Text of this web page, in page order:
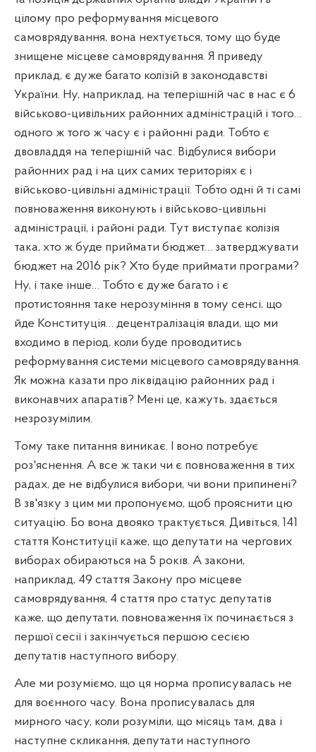
цілому про реформування місцевого
самоврядування, вона нехтується, тому що буде
знищене місцеве самоврядування. Я приведу
приклад, є дуже багато колізій в законодавстві
України. Ну, наприклад, на теперішній час в нас є 6
військово-цивільних районних адміністрацій і того…
одного ж того ж часу є і районні ради. Тобто є
двовладдя на теперішній час. Відбулися вибори
районних рад і на цих самих територіях є і
військово-цивільні адміністрації. Тобто одні й ті самі
повноваження виконують і військово-цивільні
адміністрації, і районі ради. Тут виступає колізія
така, хто ж буде приймати бюджет… затверджувати
бюджет на 2016 рік? Хто буде приймати програми?
Ну, і таке інше… Тобто є дуже багато і є
протистояння таке нерозуміння в тому сенсі, що
йде Конституція… децентралізація влади, що ми
входимо в період, коли буде проводитись
реформування системи місцевого самоврядування.
Як можна казати про ліквідацію районних рад і
виконавчих апаратів? Мені це, кажуть, здається
незрозумілим.
Тому таке питання виникає. І воно потребує
роз'яснення. А все ж таки чи є повноваження в тих
радах, де не відбулися вибори, чи вони припинені?
В зв'язку з цим ми пропонуємо, щоб прояснити цю
ситуацію. Бо вона двояко трактується. Дивіться, 141
стаття Конституції каже, що депутати на чергових
виборах обираються на 5 років. А закони,
наприклад, 49 стаття Закону про місцеве
самоврядування, 4 стаття про статус депутатів
каже, що депутати, повноваження їх починається з
першої сесії і закінчується першою сесією
депутатів наступного вибору.
Але ми розуміємо, що ця норма прописувалась не
для воєнного часу. Вона прописувалась для
мирного часу, коли розуміли, що місяць там, два і
наступне скликання, депутати наступного